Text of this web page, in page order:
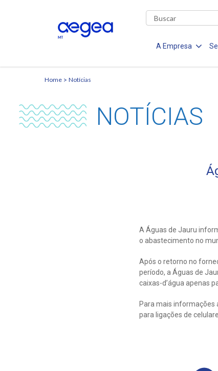
A Empresa
Home Notícias
NOTÍCIAS
A Águas de Jauru
o abastecimento no
Após o retorno no
período, a Águas de
caixas-d’água apenas
Para mais informações
para ligações de